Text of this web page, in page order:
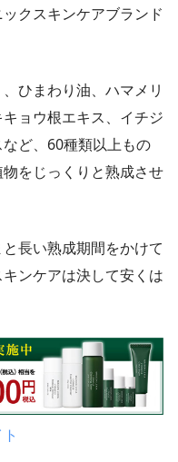
クスキンケアブランド
ひまわり油、ハマメリ
ョウ根エキス、イチジ
ど、60種類以上もの
をじっくりと熟成させ
長い熟成期間をかけて
ンケアは決して安くは